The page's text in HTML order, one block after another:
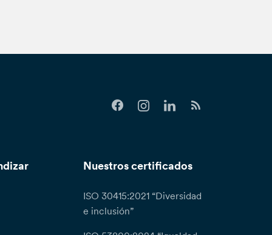
Nuestros certificados
ISO 30415:2021 “Diversidad
e inclusión”